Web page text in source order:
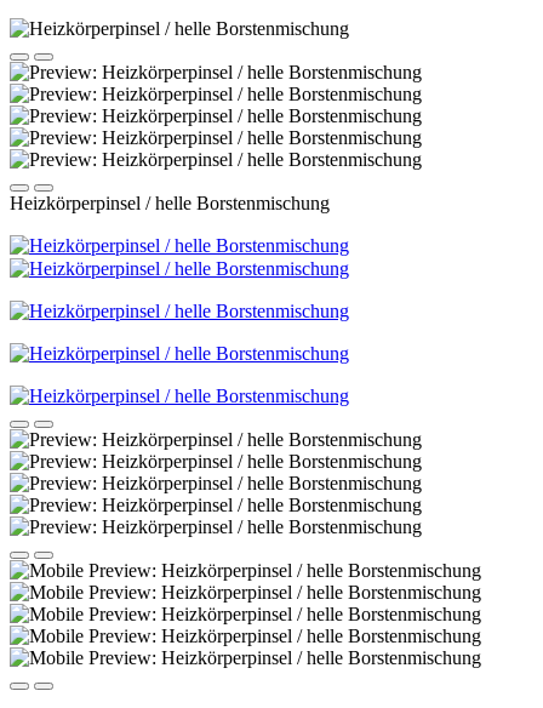
Heizkörperpinsel / helle Borstenmischung